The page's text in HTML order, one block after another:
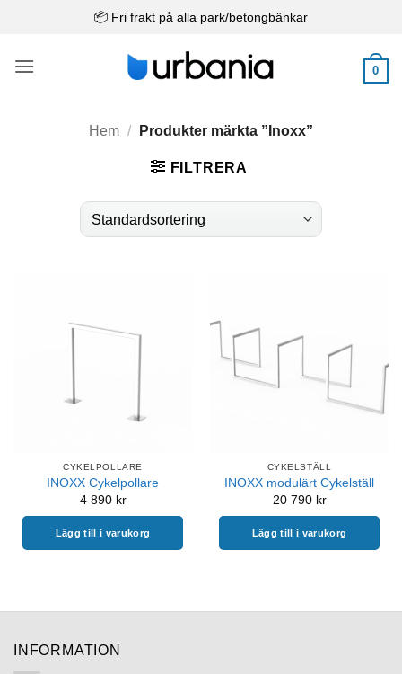
📦 Fri frakt på alla park/betongbänkar
0
Hem / Produkter märkta ”Inoxx”
FILTRERA
CYKELPOLLARE
INOXX Cykelpollare
4 890 kr
Lägg till i varukorg
CYKELSTÄLL
INOXX modulärt Cykelställ
20 790 kr
Lägg till i varukorg
INFORMATION